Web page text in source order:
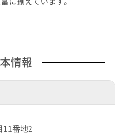
情報
11番地2